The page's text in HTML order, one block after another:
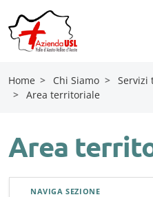
Home > Chi Siamo >
Servizi
> Area territoriale
Area
NAVIGA SEZIONE